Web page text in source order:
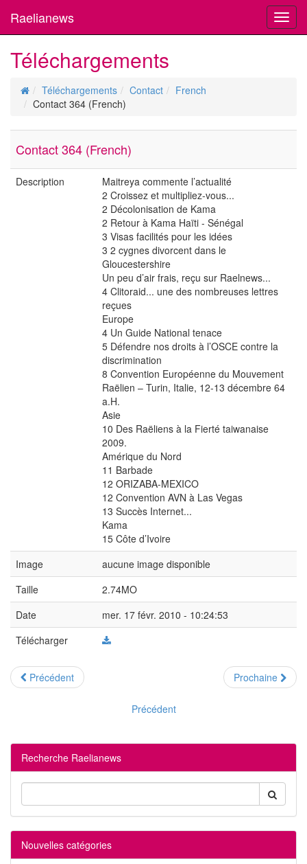
Raelianews
Téléchargements
Téléchargements Contact
French
Contact 364 (French)
Contact 364 (French)
Description
Maitreya commente l’actualité
2 Croissez et multipliez-vous...
2 Décolonisation de Kama
2 Retour à Kama Haïti - Sénégal
3 Visas facilités pour les idées
3 2 cygnes divorcent dans le
Gloucestershire
Un peu d’air frais, reçu sur Raelnews...
4 Clitoraid... une des nombreuses lettres
reçues
Europe
4 Un Guide National tenace
5 Défendre nos droits à l’OSCE contre la
discrimination
8 Convention Européenne du Mouvement
Raëlien – Turin, Italie, 12-13 décembre 64
a.H.
Asie
10 Des Raëliens à la Fierté taiwanaise
2009.
Amérique du Nord
11 Barbade
12 ORIZABA-MEXICO
12 Convention AVN à Las Vegas
13 Succès Internet...
Kama
15 Côte d’Ivoire
Image
aucune image disponible
Taille
2.74MO
Date
mer. 17 févr. 2010 - 10:24:53
Télécharger
Précédent Prochaine
Précédent
Recherche Raelianews
Nouvelles catégories